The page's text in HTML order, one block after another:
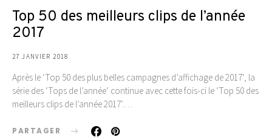
Top 50 des meilleurs clips de l’année
2017
27 JANVIER 2018
Après le ‘Top 50 des plus belles campagnes d’affichage de 2017‘, la
série des ‘Tops de l’année‘ continue avec cette fois-ci le ‘Top 50 des
meilleurs clips de l’année 2017‘.…
PARTAGER